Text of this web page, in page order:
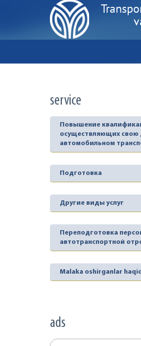
service
Повышение
осуществляющих свою
автомобильном
Подготовка
Другие виды услуг
Переподготовка
автотранспортной
Malaka oshirganlar
ads